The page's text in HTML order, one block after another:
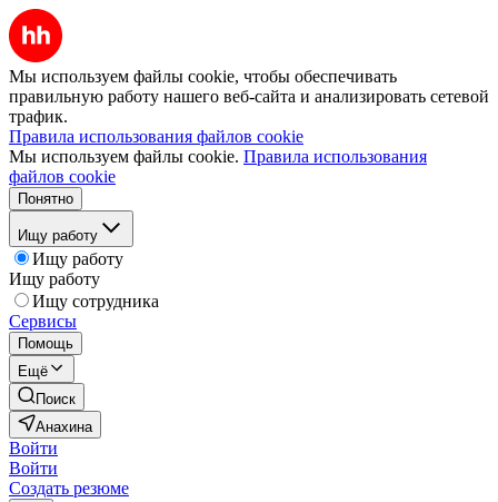
Мы используем файлы cookie, чтобы обеспечивать
правильную работу нашего веб-сайта и анализировать сетевой
трафик.
Правила использования файлов cookie
Мы используем файлы cookie. Правила использования
файлов cookie
Понятно
Ищу работу
Ищу работу
Ищу работу
Ищу сотрудника
Сервисы
Помощь
Ещё
Поиск
Анахина
Войти
Войти
Создать резюме